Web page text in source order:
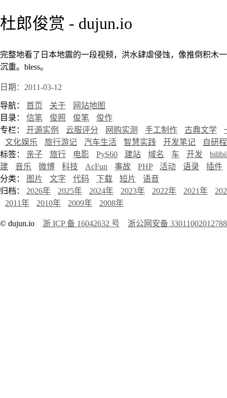
杜郎俊赏 - dujun.io
完整地看了日本地震的一段视频，洪水肆虐侵蚀，像推倒积木
沉重。bless。
日期：2011-03-12
导航： 首页 关于
网站地图
目录： 信笔 俊照 俊笔
俊作
专栏： 开源实例 云服评分 网购实测 手工制作 古典文学
文化娱乐
旅行游记 汽车生活 智慧实践 开发笔记
自研
标签： 亲子 旅行 电影 PyS60 建站 域名 车 开发
建
音乐 微博 科技 AcFun 事故 PHP 活动 语录
插件
分类：
图片 文字 代码 下载 短片
语音
归档： 2026年 2025年 2024年 2023年 2022年 2021年
2011年
2010年 2009年 2008年
© dujun.io 浙 ICP 备 16042632 号 浙公网安备